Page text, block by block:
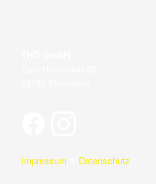
Impressum Datenschutz